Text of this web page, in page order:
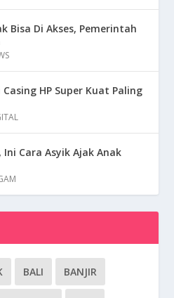
Bisa Di Akses, Pemerintah
HP Super Kuat Paling
Ini Cara Asyik Ajak Anak
BALI BANJIR